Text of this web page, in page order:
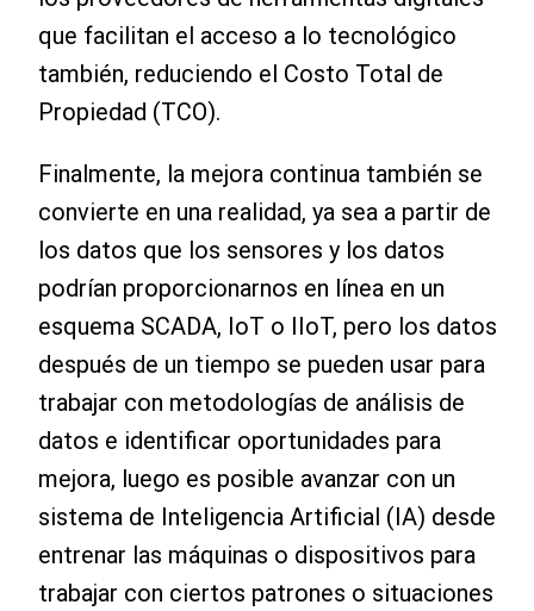
que facilitan el acceso a lo tecnológico
también, reduciendo el Costo Total de
Propiedad (TCO).
Finalmente, la mejora continua también se
convierte en una realidad, ya sea a partir de
los datos que los sensores y los datos
podrían proporcionarnos en línea en un
esquema SCADA, IoT o IIoT, pero los datos
después de un tiempo se pueden usar para
trabajar con metodologías de análisis de
datos e identificar oportunidades para
mejora, luego es posible avanzar con un
sistema de Inteligencia Artificial (IA) desde
entrenar las máquinas o dispositivos para
trabajar con ciertos patrones o situaciones